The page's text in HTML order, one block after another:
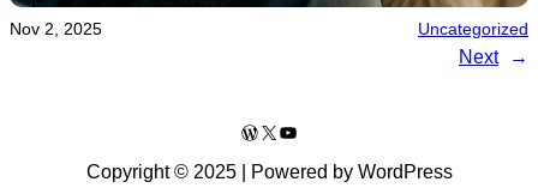
Nov 2, 2025 Uncategorized
Next →
WordPress
X YouTube
Copyright © 2025 | Powered by WordPress